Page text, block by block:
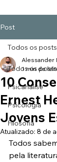
Post
Todos os posts
Psicanálise
Psicologia
Filosofia
Todos os posts
10
Ernest
Jovens
Alessander
1 min de
Atualizado: 8 de
Todos
pela